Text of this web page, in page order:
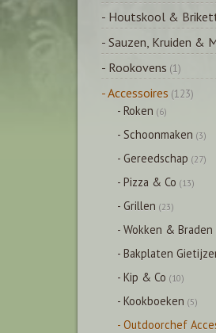
- Houtskool &
- Sauzen, Kruiden &
- Rookovens (1)
- Accessoires (123)
- Roken (6)
- Schoonmaken (3)
- Gereedschap (27)
- Pizza & Co (13)
- Grillen (23)
- Wokken & Braden
- Bakplaten
- Kip & Co (10)
- Kookboeken (5)
- Outdoorchef